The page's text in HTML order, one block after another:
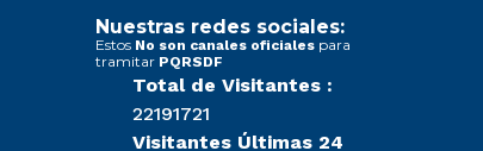
Nuestras redes sociales:
Estos No son canales oficiales para
tramitar PQRSDF
Total de Visitantes :
22191721
Visitantes Últimas 24